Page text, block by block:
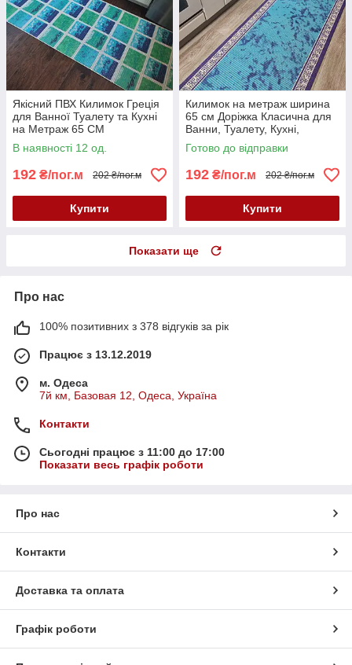
Якісний ПВХ Килимок Греція
для Ванної Туалету та Кухні
на Метраж 65 СМ
В наявності 12 од.
192 ₴/пог.м 202 ₴/пог.м
Купити
Килимок на метраж ширина
65 см Доріжка Класична для
Ванни, Туалету, Кухні,
Коридору Аквамат
Готово до відправки
192 ₴/пог.м 202 ₴/пог.м
Купити
Показати ще
Про нас
100% позитивних з 378 відгуків за рік
Працює з 13.12.2019
м. Одеса
7й км, Базовая 12, Одеса, Україна
Контакти
Сьогодні працює з 11:00 до 17:00
Показати весь графік роботи
Про нас
Контакти
Доставка та оплата
Графік роботи